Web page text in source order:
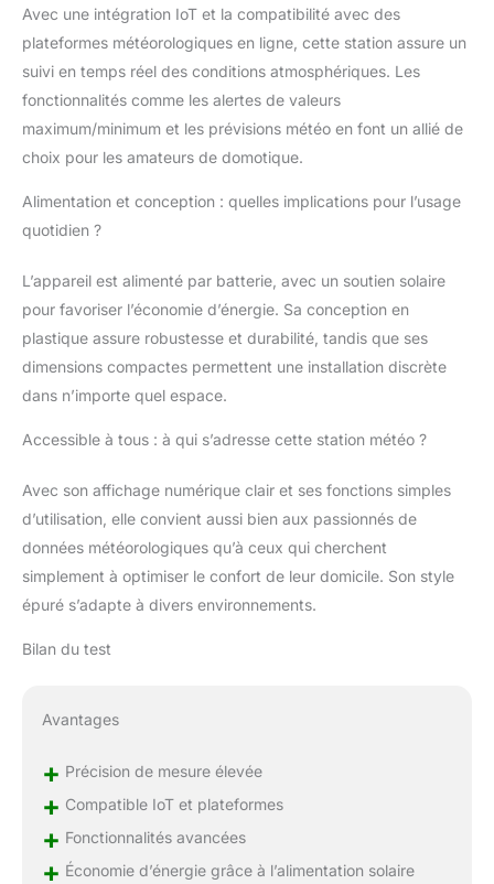
et définissez des
scénarios de confort
individuels Mode
les valeurs
élevées/minimales, les
tendances
contrôle du climat
Avec une intégration IoT et la compatibilité avec des
plateformes météorologiques en ligne, cette station assure un
suivi en temps réel des conditions atmosphériques. Les
fonctionnalités comme les alertes de valeurs
maximum/minimum et les prévisions météo en font un allié de
choix pour les amateurs de domotique.
Alimentation et conception : quelles implications pour l’usage
quotidien ?
L’appareil est alimenté par batterie, avec un soutien solaire
pour favoriser l’économie d’énergie. Sa conception en
plastique assure robustesse et durabilité, tandis que ses
dimensions compactes permettent une installation discrète
dans n’importe quel espace.
Accessible à tous : à qui s’adresse cette station météo ?
Avec son affichage numérique clair et ses fonctions simples
d’utilisation, elle convient aussi bien aux passionnés de
données météorologiques qu’à ceux qui cherchent
simplement à optimiser le confort de leur domicile. Son style
épuré s’adapte à divers environnements.
Bilan du test
Avantages
+ Précision de mesure élevée
+ Compatible IoT et plateformes
+ Fonctionnalités avancées
+ Économie d’énergie grâce à l’alimentation solaire